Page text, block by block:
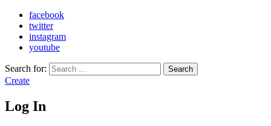
facebook
twitter
instagram
youtube
Search for: Search
Create
Log In